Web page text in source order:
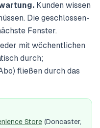
Kunden wissen
Die geschlossen-
Fenster.
mit wöchentlichen
durch;
fließen durch das
Store (Doncaster,